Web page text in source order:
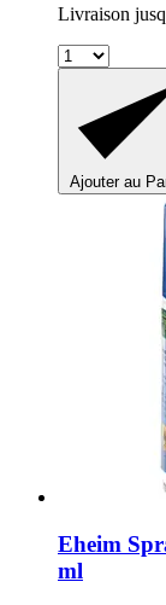
Livraison
Ajouter au
Eheim
ml